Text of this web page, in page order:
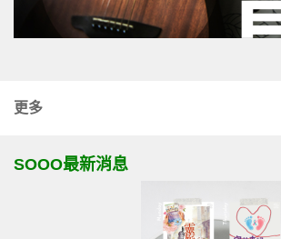
更多
SOOO最新消息